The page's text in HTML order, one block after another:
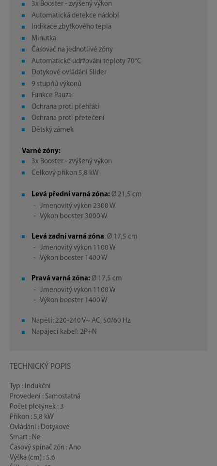
3x Booster - zvýšený výkon
Automatická detekce nádobí
Indikace zbytkového tepla
Minutka
Časovač na jednotlivé zóny
Automatické udržování teploty 70°C
Dotykové ovládání Slider
9 stupňů výkonů
Funkce Pauza
Ochrana proti přehřátí
Ochrana proti přetečení
Dětský zámek
Varné zóny:
3x Booster - zvýšený výkon
Celkový příkon 5,8 kW
Levá přední varná zóna: Ø 21,5 cm
- Jmenovitý výkon 2300 W
- Výkon booster 3000 W
Levá zadní varná zóna: Ø 17,5 cm
- Jmenovitý výkon 1100 W
- Výkon booster 1400 W
Pravá varná zóna: Ø 17,5 cm
- Jmenovitý výkon 1100 W
- Výkon booster 1400 W
Napětí: 220-240 V~ AC, 50/60 Hz
Napájecí kabel: 2P+N
TECHNICKÝ POPIS
Typ : Indukční
Provedení : Samostatná
Počet plotýnek : 3
Příkon : 5,8 kW
Ovládání : Dotykové
Smart : Ne
Časový spínač zón : Ano
Výška (cm) : 5.6